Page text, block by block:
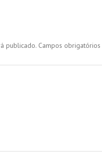
publicado. Campos